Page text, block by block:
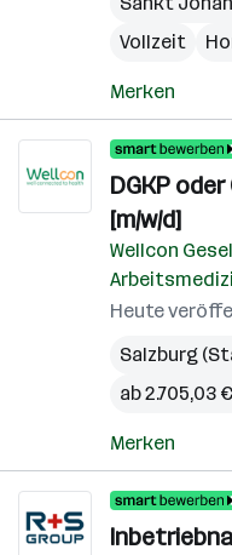
Vollzeit
Merken
DGKP
[m/w/d]
Wellcon
Heute
Salzburg
ab 2.705,03
Merken